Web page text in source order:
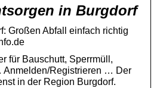
in Burgdorf
Großen Abfall einfach richtig
für Bauschutt, Sperrmüll,
Anmelden/Registrieren … Der
in der Region Burgdorf.